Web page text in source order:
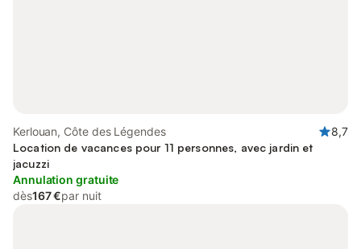
Kerlouan, Côte des Légendes
8,7
Location de vacances pour 11 personnes, avec jardin et
jacuzzi
Annulation gratuite
dès167 €par nuit